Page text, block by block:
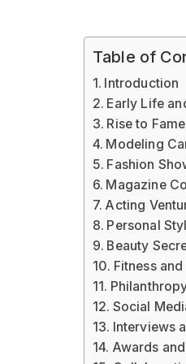
Table of
Introduction
Early Life
Rise to Fame
Modeling
Fashion
Magazine
Acting
Personal
Beauty
Fitness
Social
Interviews
Awards